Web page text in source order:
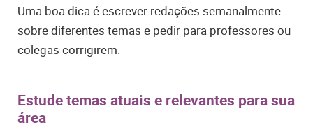
Uma boa dica é escrever redações semanalmente
sobre diferentes temas e pedir para professores ou
colegas corrigirem.
Estude temas atuais e relevantes para sua
área